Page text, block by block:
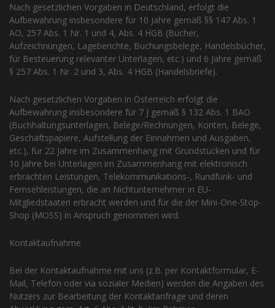
Nach gesetzlichen Vorgaben in Deutschland, erfolgt die
Aufbewahrung insbesondere für 10 Jahre gemäß §§ 147 Abs. 1
AO, 257 Abs. 1 Nr. 1 und 4, Abs. 4 HGB (Bücher,
Aufzeichnungen, Lageberichte, Buchungsbelege, Handelsbücher,
für Besteuerung relevanter Unterlagen, etc.) und 6 Jahre gemäß
§ 257 Abs. 1 Nr. 2 und 3, Abs. 4 HGB (Handelsbriefe).
Nach gesetzlichen Vorgaben in Österreich erfolgt die
Aufbewahrung insbesondere für 7 J gemäß § 132 Abs. 1 BAO
(Buchhaltungsunterlagen, Belege/Rechnungen, Konten, Belege,
Geschäftspapiere, Aufstellung der Einnahmen und Ausgaben,
etc.), für 22 Jahre im Zusammenhang mit Grundstücken und für
10 Jahre bei Unterlagen im Zusammenhang mit elektronisch
erbrachten Leistungen, Telekommunikations-, Rundfunk- und
Fernsehleistungen, die an Nichtunternehmer in EU-
Mitgliedstaaten erbracht werden und für die der Mini-One-Stop-
Shop (MOSS) in Anspruch genommen wird.
Kontaktaufnahme
Bei der Kontaktaufnahme mit uns (z.B. per Kontaktformular, E-
Mail, Telefon oder via sozialer Medien) werden die Angaben des
Nutzers zur Bearbeitung der Kontaktanfrage und deren